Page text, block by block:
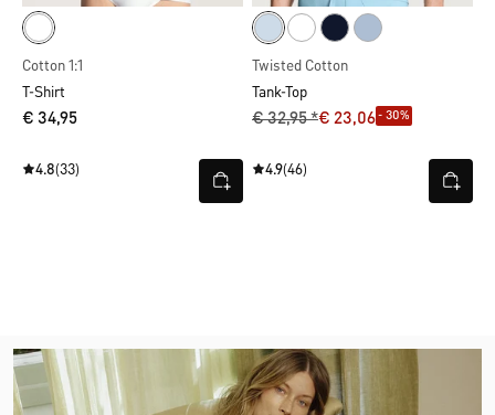
Cotton 1:1
T-Shirt
€ 34,95
4.8(33)
Twisted Cotton
Tank-Top
€ 32,95 *€ 23,06- 30%
4.9(46)